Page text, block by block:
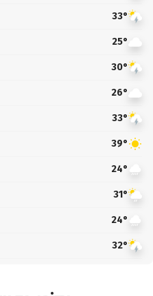
33°
25°
30°
26°
33°
39°
24°
31°
24°
32°